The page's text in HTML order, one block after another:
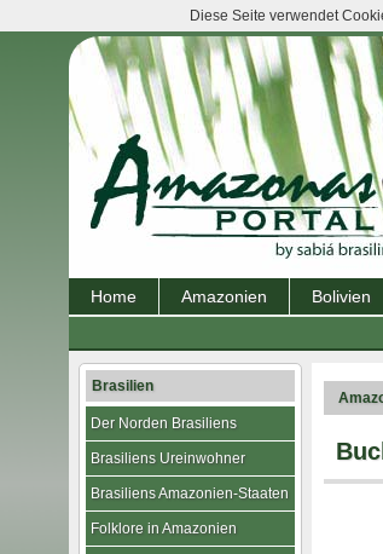
Home Amazonien Bolivien
Brasilien
Der Norden Brasiliens
Brasiliens Ureinwohner
Brasiliens Amazonien-Staaten
Folklore in Amazonien
Diese Seite verwendet